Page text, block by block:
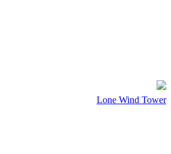
Lone Wind Tower